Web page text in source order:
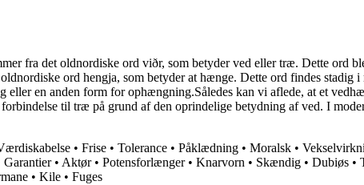
fra det oldnordiske ord viðr, som betyder ved eller træ. Dette ord
ord hengja, som betyder at hænge. Dette ord findes stadig i
en anden form for ophængning.Således kan vi aflede, at et
til træ på grund af den oprindelige betydning af ved. I
• Frise • Tolerance • Påklædning • Moralsk •
Garantier• Aktør• Potensforlænger• Knarvorn • Skændig • Dubiøs •
• Kile • Fuges